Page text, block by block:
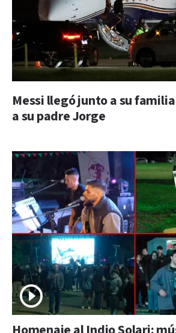
Messi llegó junto a su
a su padre Jorge